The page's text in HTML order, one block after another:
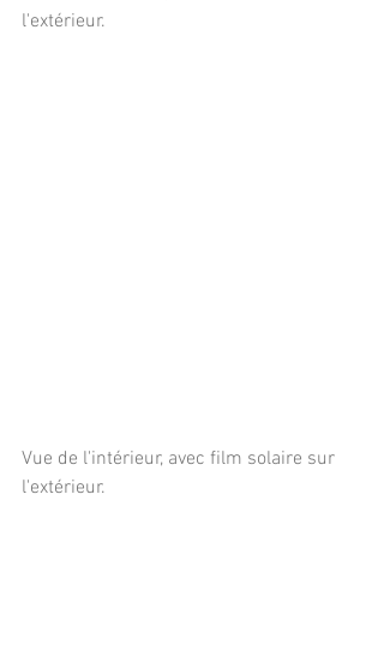
l'extérieur.
Vue de l'intérieur, avec film solaire sur
l'extérieur.